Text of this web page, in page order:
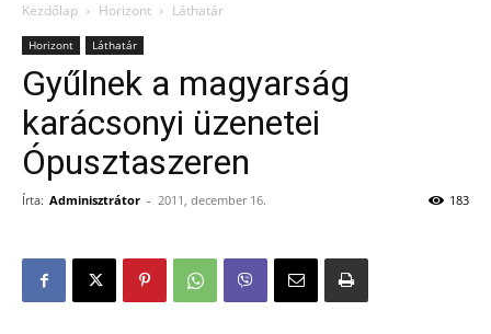
Kezdőlap Horizont Láthatár
Horizont Láthatár
Gyűlnek a magyarság
karácsonyi üzenetei
Ópusztaszeren
Írta: Adminisztrátor - 2011, december 16. 183